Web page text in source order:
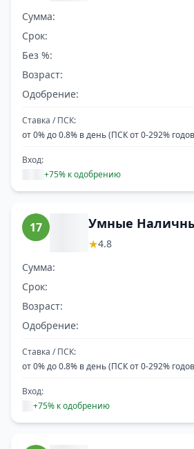
Сумма:
Срок:
Без %:
Возраст:
Одобрение:
Ставка / ПСК:
от 0% до 0.8% в день (ПСК от 0-292%
Вход:
+75% к одобрению
17 Умные
★4.8
Сумма:
Срок:
Возраст:
Одобрение:
Ставка / ПСК:
от 0% до 0.8% в день (ПСК от 0-292%
Вход:
+75% к одобрению